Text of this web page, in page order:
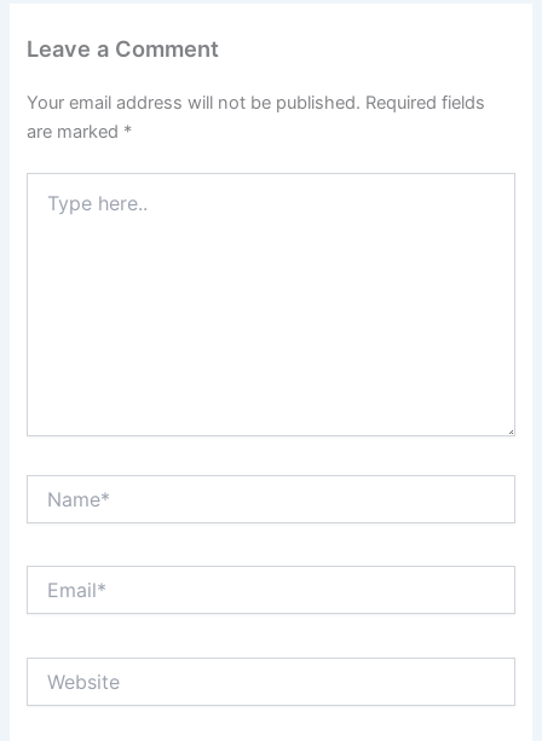
Leave a Comment
Your email address will not be published. Required fields
are marked *
here..